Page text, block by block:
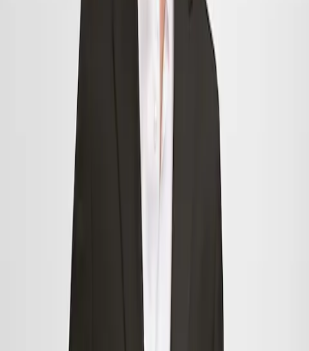
Wielu nazywa je świątecznymi wyprzedażami, ponieważ
rozpoczynają się dzień po
, czyli 7 stycznia. Jeśli Ojciec
Gwiazdka nie był dla Ciebie łaskawy lub chciałeś więcej, wyprzedaże
są idealnym momentem, aby sprawić sobie przyjemność. A jak
długo trwają wyprzedaże? Można z nich korzystać przez około dwa
miesiące, ale zalecamy jak najszybsze
rozpoczęcie wyprzedaży
nie przegapić najlepszych strojów.
W każdym razie daty wyprzedaży nie są już tak sztywne, jak jeszcze
kilka lat temu. Dziś każdy sprzedawca może wybrać, kiedy
rozpocząć wyprzedaż, więc bardzo często można znaleźć sklepy
oferujące rabaty i oferty specjalne już od 1 stycznia. Tak więc, mając
noworocznego kaca, możesz zacząć badać, jakie będą Twoje
nadchodzące zakupy wyprzedażowe.
Czy prowadzona jest sprzedaż online?
Internet utrzymuje nas w kontakcie i nie inaczej jest w okresie
wyprzedaży. W dzisiejszych czasach (prawie) każda marka lub
sklep, który ma stronę internetową, oferuje również sprzedaż online.
Przygotuj się na zakupy w zaciszu własnego domu, siedząc na
kanapie lub z łóżka, zanim wyłączysz lampkę nocną, i wypełnij swoją
torbę zakupową bez presji i o dowolnej porze dnia.